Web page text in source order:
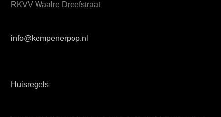
RKVV Waalre Dreefstraat
info@kempenerpop.nl
Huisregels